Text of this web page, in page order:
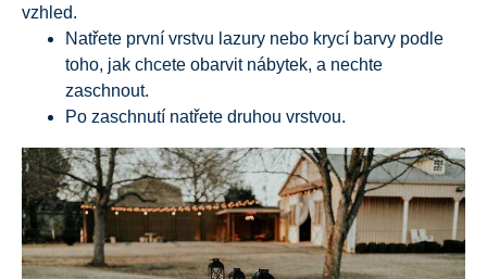
vzhled.
Natřete první vrstvu lazury nebo krycí barvy podle
toho, jak chcete obarvit nábytek, a nechte
zaschnout.
Po zaschnutí natřete druhou vrstvou.